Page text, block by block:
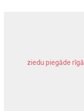
ziedu piegāde rīgā